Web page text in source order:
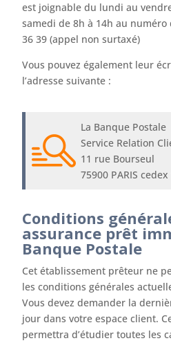
est joignable du lundi au
samedi de 8h à 14h au numéro
36 39 (appel non surtaxé)
Vous pouvez également leur
l’adresse suivante :
La Banque Postale
Service Relation
11 rue Bourseul
75900 PARIS cedex
Conditions
assurance prêt
Banque Postale
Cet établissement prêteur ne
les conditions générales
Vous devez demander la
jour dans votre espace client.
permettra d’étudier toutes les